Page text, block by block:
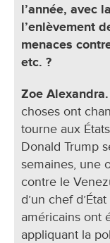
l’année, avec
l’enlèvement
menaces
etc. ?
Zoe Alexandra.
choses ont
tourne aux
Donald Trump
semaines, une
contre le
d’un chef
américains ont
appliquant la